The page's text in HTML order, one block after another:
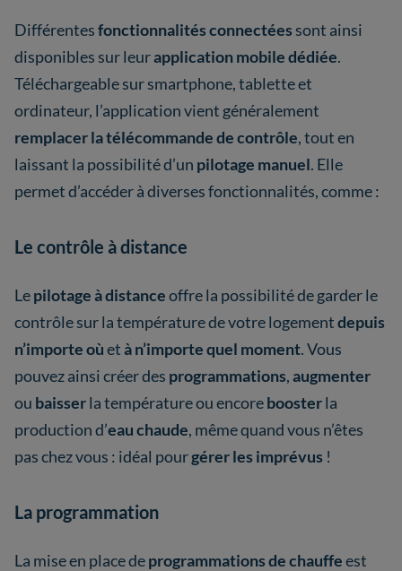
Différentesfonctionnalités connectées sont ainsi
disponibles sur leurapplication mobile dédiée.
Téléchargeable sur smartphone, tablette et
ordinateur, l’application vient généralement
remplacer la télécommande de contrôle, tout en
laissant la possibilité d’un pilotage manuel. Elle
permet d’accéder à diverses fonctionnalités, comme :
Le contrôle à distance
Lepilotage à distanceoffre la possibilité de garder le
contrôle sur la température de votre logementdepuis
n’importe oùetà n’importe quel moment. Vous
pouvez ainsi créer des programmations,augmenter
ou baisserla température ou encoreboosterla
production d’eau chaude, même quand vous n’êtes
pas chez vous : idéal pourgérer les imprévus !
La programmation
La mise en place deprogrammations de chauffeest